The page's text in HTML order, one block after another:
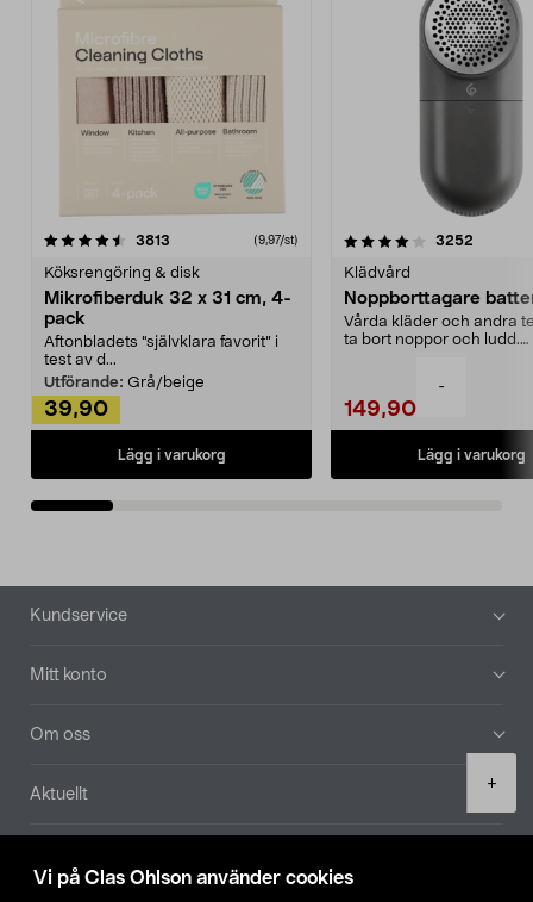
Vi på Clas Ohlson använder cookies
-
+
3813 (9,97/st)
Köksrengöring & disk
Mikrofiberduk 32 x 31 cm, 4-
pack
Aftonbladets "självklara favorit” i
test av d...
Utförande: Grå/beige
39,90
Lägg i varukorg
4.0av 5 stjärnor 3252
Klädvård
Noppborttagare
Vårda kläder och andra
ta bort noppor och ludd.
149,90
Lägg i varukorg
4.5av 5 stjärnor
Sidfot
Kundservice
Mitt konto
Om oss
Aktuellt